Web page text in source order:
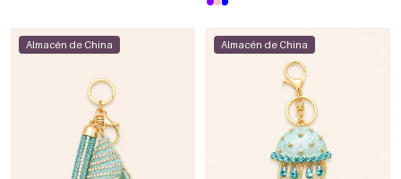
Almacén de China Almacén de China